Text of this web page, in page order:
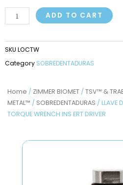
Home / ZIMMER BIOMET / TSV™ &
METAL™ / SOBREDENTADURAS / LLAVE
TORQUE WRENCH INS ERT DRIVER
DE
INSERCION
TORQUE
INS
DRIVER
quantity
ADD TO CART
SKU LOCTW
Category SOBREDENTADURAS